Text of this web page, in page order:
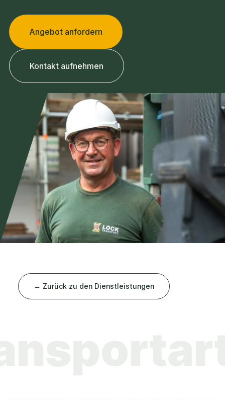
Angebot anfordern
Kontakt aufnehmen
← Zurück zu den Dienstleistungen